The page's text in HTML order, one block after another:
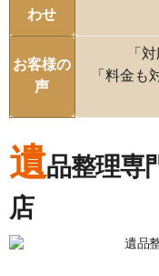
わせ
お客様の
声
「
「料金も
遺品整理専
店